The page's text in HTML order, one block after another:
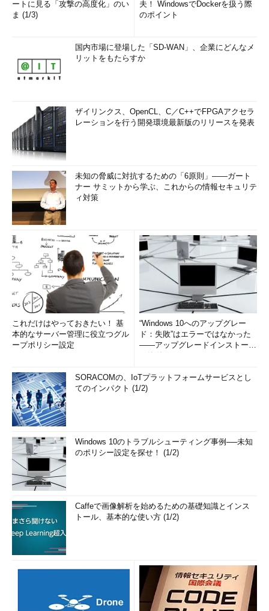
ートに見る「攻撃の高度化」のい
ま (1/3)
夫！ WindowsでDockerを扱う際
のポイント
国内市場に登場した「SD-WAN」、企業にどんなメ
リットをもたらすか
ザイリンクス、OpenCL、C／C++でFPGAアクセラ
レーションを行う開発環境最新版のリリースを発表
未知の脅威に対抗するための「6原則」――ガート
ナー サミットから学ぶ、これからの情報セキュリテ
ィ対策
これだけはやっておきたい！ 基
本的なサーバー管理に役立つグル
ープポリシー設定
“Windows 10へのアップグレー
ド：失敗”はエラーではなかった
――アップグレードインストール
SORACOMの、IoTプラットフォームサービスとし
てのインパクト (1/2)
Windows 10のトラブルシューティング事例──未知
のポリシー設定を探せ！ (1/2)
Caffeで画像解析を始めるための基礎知識とインス
トール、基本的な使い方 (1/2)